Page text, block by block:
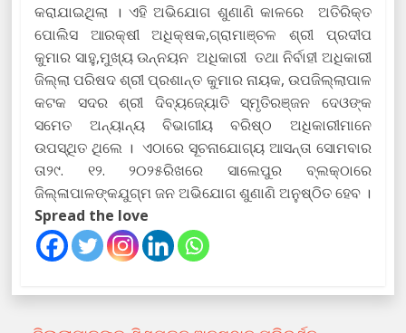
କରାଯାଇଥିଲା । ଏହି ଅଭିଯୋଗ ଶୁଣାଣି କାଳରେ ଅତିରିକ୍ତ
ପୋଲିସ ଆରକ୍ଷୀ ଅଧିକ୍ଷକ,ଗ୍ରାମାଞ୍ଚଳ ଶ୍ରୀ ପ୍ରଦୀପ
କୁମାର ସାହୁ,ମୁଖ୍ୟ ଉନ୍ନୟନ ଅଧିକାରୀ ତଥା ନିର୍ବାହୀ ଅଧିକାରୀ
ଜିଲ୍ଲା ପରିଷଦ ଶ୍ରୀ ପ୍ରଶାନ୍ତ କୁମାର ନାୟକ, ଉପଜିଲ୍ଲାପାଳ
କଟକ ସଦର ଶ୍ରୀ ଦିବ୍ୟଜ୍ୟୋତି ସ୍ମୃତିରଞ୍ଜନ ଦେଓଙ୍କ
ସମେତ ଅନ୍ୟାନ୍ୟ ବିଭାଗୀୟ ବରିଷ୍ଠ ଅଧିକାରୀମାନେ
ଉପସ୍ଥିତ ଥିଲେ । ଏଠାରେ ସୂଚନାଯୋଗ୍ୟ ଆସନ୍ତା ସୋମବାର
ତା୨୯. ୧୨. ୨୦୨୫ରିଖରେ ସାଲେପୁର ବ୍ଲକ୍‌ଠାରେ
ଜିଲ୍ଳାପାଳଙ୍କଯୁଗ୍ମ ଜନ ଅଭିଯୋଗ ଶୁଣାଣି ଅନୁଷ୍ଠିତ ହେବ ।
Spread the love